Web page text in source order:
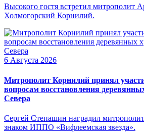
Высокого гостя встретил митрополит
Холмогорский Корнилий.
6 Августа 2026
Митрополит Корнилий принял
вопросам восстановления
Севера
Сергей Степашин наградил
знаком ИППО «Вифлеемская звезда».